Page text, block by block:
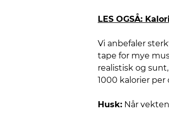
LES OGSÅ:
Vi anbefaler
tape for mye
realistisk og
1000 kalorier per
Husk: Når